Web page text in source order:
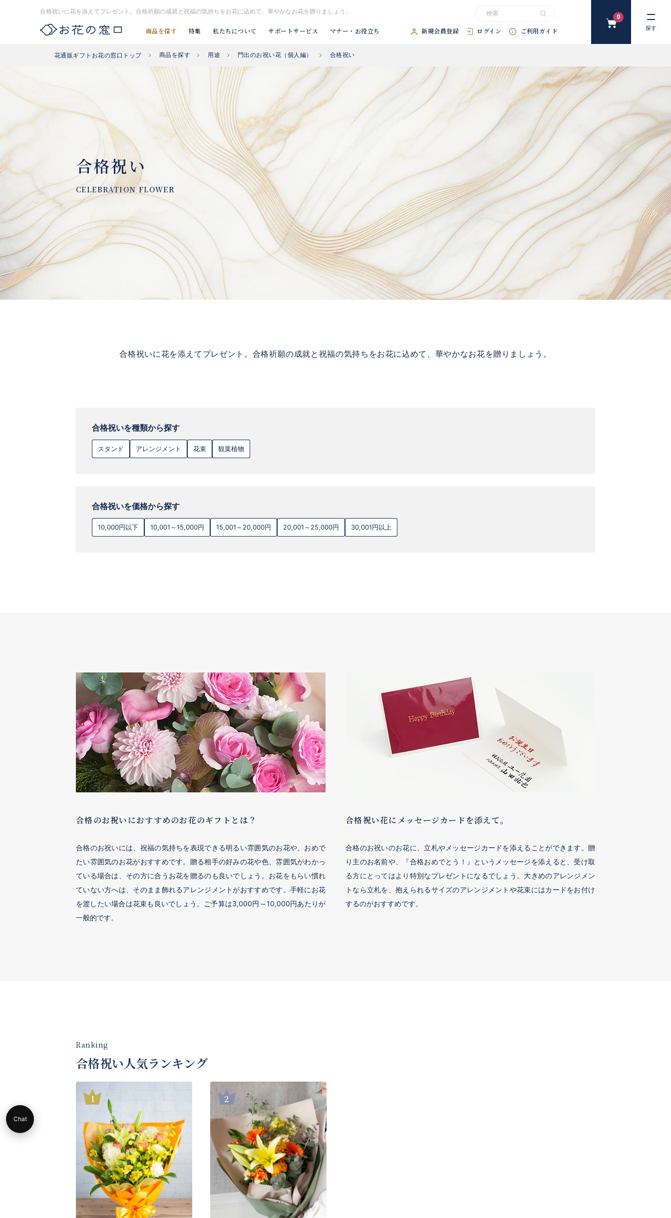
合格祝いに花を添えてプレゼント。合格祈願の成就と祝福の気持ちをお花に込めて、華やかなお花を贈りましょう。
商品を探す 特集 私たちについて サポートサービス マナー・お役立ち 新規会員登録 ログイン ご利用ガイド
カ
0
探す
お探し#タグはコチラ▶︎ #入社式 #開店祝い花 #開業祝い花 #胡蝶蘭 #スタンド花 #祝アレンジ
花通販ギフトお花の窓口トップ 商品を探す 用途 門出のお祝い花（個人編） 合格祝い
合格祝い
合格祝いに花を添えてプレゼント。合格祈願の成就と祝福の気持ちをお花に込めて、華やかなお花を贈りましょう。
合格祝いを種類から探す
スタンド アレンジメント 花束 観葉植物
合格祝いを価格から探す
10,000円以下 10,001～15,000円 15,001～20,000円 20,001～25,000円 30,001円以上
合格のお祝いにおすすめのお花のギフトとは？
合格のお祝いには、祝福の気持ちを表現できる明るい雰囲気のお花や、おめで
たい雰囲気のお花がおすすめです。贈る相手の好みの花や色、雰囲気がわかっ
ている場合は、その方に合うお花を贈るのも良いでしょう。お花をもらい慣れ
ていない方へは、そのまま飾れるアレンジメントがおすすめです。手軽にお花
を渡したい場合は花束も良いでしょう。ご予算は3,000円～10,000円あたりが
一般的です。
合格祝い花にメッセージカードを添えて。
合格のお祝いのお花に、立札やメッセージカードを添えることができます。贈
り主のお名前や、『合格おめでとう！』というメッセージを添えると、受け取
る方にとってはより特別なプレゼントになるでしょう。大きめのアレンジメン
トなら立札を、抱えられるサイズのアレンジメントや花束にはカードをお付け
するのがおすすめです。
合格祝い人気ランキング
お買い物を続ける
お買い物を続ける
Chat